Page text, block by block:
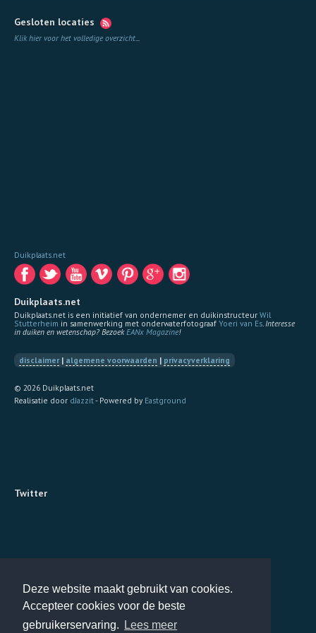
Deze website maakt gebruikt van cookies.
Accepteer cookies voor de beste
gebruikerservaring.
Lees meer
Gesloten locaties
Klik hier voor het volledige overzicht
Duikplaats.net
Duikplaats.net
Duikplaats.net is een initiatief van ondernemer en duikinstructeur Wil
Stutterheim in samenwerking met onderwaterfotograaf Yoeri van Es.Interesse
in duiken en wetenschap? BezoekEANx Magazine!
disclaimer| algemene voorwaarden | privacyverklaring
© 2026 Duikplaats.net
Realisatie door dJazzit- Powered by Eastground
Twitter